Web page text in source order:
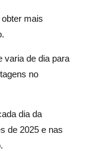
mais
varia de dia para
no
dia da
de 2025 e nas